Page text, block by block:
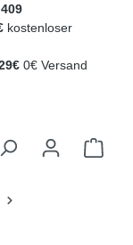
kostenloser
0€ Versand